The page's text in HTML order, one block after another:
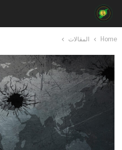
Home المقالات